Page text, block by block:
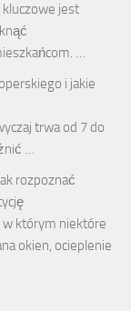
jest
…
i jakie
trwa od 7 do
…
rozpoznać
którym niektóre
okien, ocieplenie